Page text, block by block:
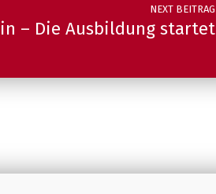
NEXT BEITRAG
– Die Ausbildung startet